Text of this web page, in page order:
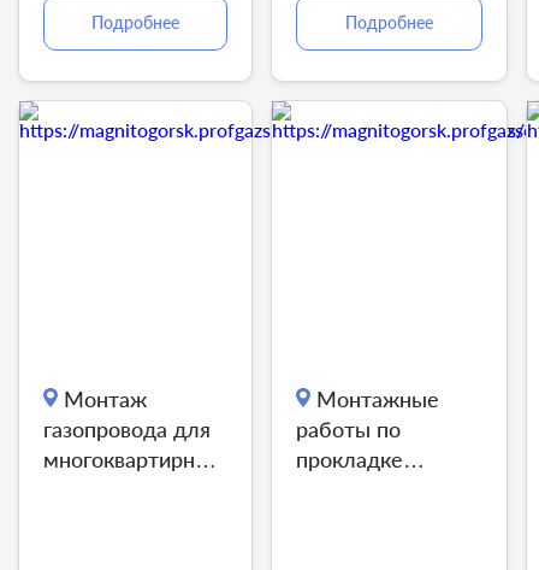
Подробнее Подробнее
Монтаж
газопровода для
многоквартирного
Монтажные
работы по
прокладке